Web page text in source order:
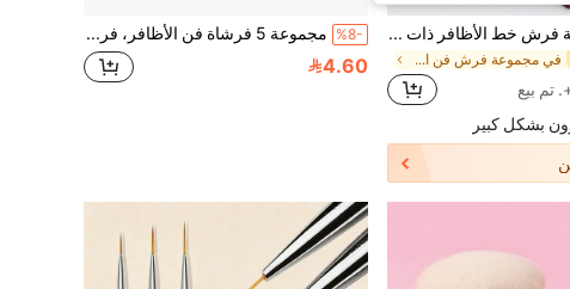
5 قطع/مجموعة فرش خط الأظافر ذات المقبض الخشبي، طقم أقلام رسم الأظافر للخطوط الطويلة والتفاصيل الدقيقة والرسم الدقيق على الأظافر، فرش شريط الأظافر الفنية مع غطاء معدني
في مجموعة فرش فن الأظافر فرش فن الأظافر
بشكل كبير
%8- مجموعة 5 فرشاة فن الأظافر، فرشاة أظافر الرأس، مناسبة لرسم الخطوط الطويلة والخطوط الدقيقة والتدرجات وفن الأظافر ثلاثي الأبعاد، قابلة للتطبيق على طلاء أظافر الجل ورسم الأظافر الأكريليك
4.60